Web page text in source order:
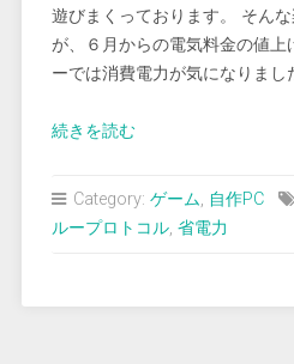
遊びまくっております。 そん
が、６月からの電気料金の値上
ーでは消費電力が気になりま
続きを読む“BLUE
を
Category: ゲーム, 自作PC
ループロトコル, 省電力